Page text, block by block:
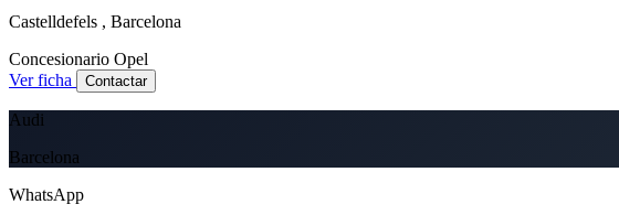
Castelldefels , Barcelona
Concesionario Opel
Ver ficha
Contactar
Audi
Barcelona
WhatsApp